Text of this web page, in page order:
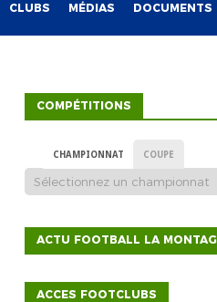
CLUBS MÉDIAS DOCUMENTS
COMPÉTITIONS
CHAMPIONNAT COUPE
ACTU FOOTBALL LA
ACCES FOOTCLUBS